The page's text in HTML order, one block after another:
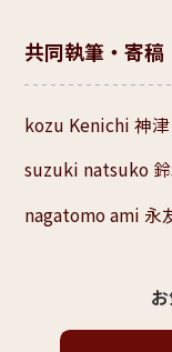
共同執筆・寄稿
kozu Kenichi 神
suzuki natsuko
nagatomo ami 永